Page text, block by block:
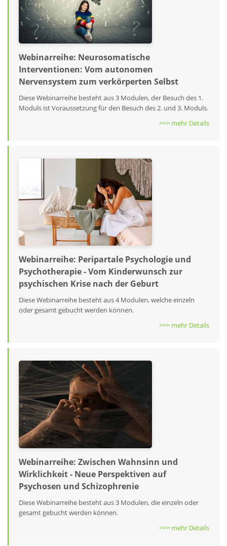
Webinarreihe: Neurosomatische
Interventionen: Vom autonomen
Nervensystem zum verkörperten Selbst
Diese Webinarreihe besteht aus 3 Modulen, der Besuch des 1.
Moduls ist Voraussetzung für den Besuch des 2. und 3. Moduls.
>>> mehr Details
Webinarreihe: Peripartale Psychologie und
Psychotherapie - Vom Kinderwunsch zur
psychischen Krise nach der Geburt
Diese Webinarreihe besteht aus 4 Modulen, welche einzeln
oder gesamt gebucht werden können.
>>> mehr Details
Webinarreihe: Zwischen Wahnsinn und
Wirklichkeit - Neue Perspektiven auf
Psychosen und Schizophrenie
Diese Webinarreihe besteht aus 3 Modulen, die einzeln oder
gesamt gebucht werden können.
>>> mehr Details